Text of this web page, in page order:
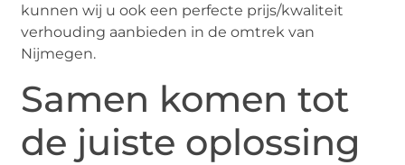
kunnen wij u ook een perfecte prijs/kwaliteit
verhouding aanbieden in de omtrek van
Nijmegen.
Samen komen tot
de juiste oplossing